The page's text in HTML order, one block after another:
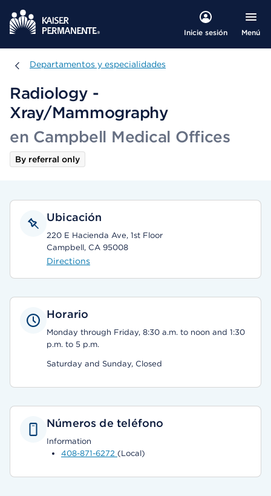
Inicie sesión Menú
Departamentos y especialidades
Departamentos y especialidades
Radiology -
Xray/Mammography
en Campbell Medical Offices
By referral only
Ubicación
220 E Hacienda Ave, 1st Floor
Campbell, CA 95008
Directions
Horario
Monday through Friday, 8:30 a.m. to noon and 1:30
p.m. to 5 p.m.
Saturday and Sunday, Closed
Números de teléfono
Information
408-871-6272 (Local)